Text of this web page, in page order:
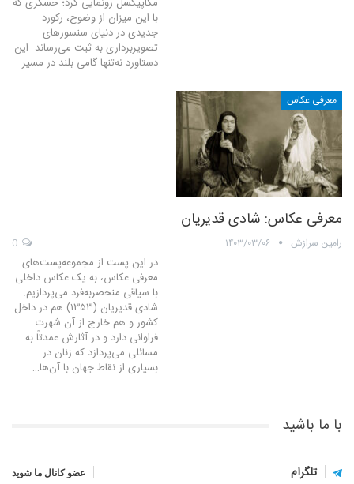
با این میزان از وضوح، رکورد
جدیدی در دنیای سنسورهای
تصویربرداری به ثبت می‌رساند. این
دستاورد نه‌تنها گامی بلند در مسیر…
معرفی عکاس
معرفی عکاس: شادی قدیریان
رامین سرازش ۱۴۰۳/۰۳/۰۶
در این پست از مجموعه‌پست‌های
معرفی عکاس، به یک عکاس داخلی
با سیاقی منحصربه‌فرد می‌پردازیم.
شادی قدیریان (۱۳۵۳) هم در داخل
کشور و هم خارج از آن شهرت
فراوانی دارد و در آثارش عمدتاً به
مسائلی می‌پردازد که زنان در
بسیاری از نقاط جهان با آن‌ها…
با ما باشید
تلگرام عضو کانال ما شوید